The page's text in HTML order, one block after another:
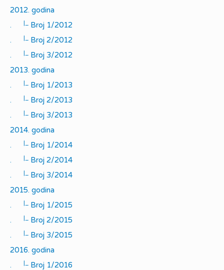
2012. godina
.
|_
Broj 1/2012
.
|_
Broj 2/2012
.
|_
Broj 3/2012
2013. godina
.
|_
Broj 1/2013
.
|_
Broj 2/2013
.
|_
Broj 3/2013
2014. godina
.
|_
Broj 1/2014
.
|_
Broj 2/2014
.
|_
Broj 3/2014
2015. godina
.
|_
Broj 1/2015
.
|_
Broj 2/2015
.
|_
Broj 3/2015
2016. godina
.
|_
Broj 1/2016